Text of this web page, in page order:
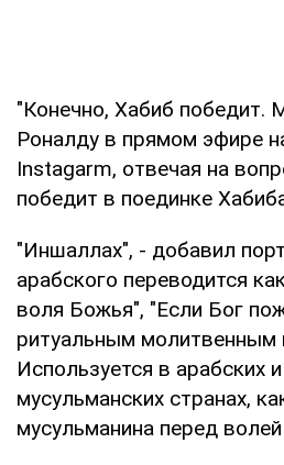
"Конечно, Хабиб победит.
Роналду в прямом эфире
Instagarm, отвечая на
победит в поединке
"Иншаллах", - добавил
арабского переводится
воля Божья", "Если Бог
ритуальным молитвенным
Используется в арабских
мусульманских странах,
мусульманина перед